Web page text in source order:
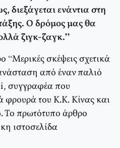
διεξάγεται ενάντια στη
Ο δρόμος μας θα
ζιγκ-ζαγκ.”
σκέψεις σχετικά
από έναν παλιό
συγγραφέα που
φρουρά του Κ.Κ. Κίνας και
Το πρωτότυπο άρθρο
ιστοσελίδα